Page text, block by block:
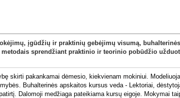
įgūdžių ir praktinių gebėjimų visumą, buhalterinės
sprendžiant praktinio ir teorinio pobūdžio
skirti pakankamai dėmesio, kiekvienam mokiniui.
Buhalterinės apskaitos kursus veda - Lektoriai,
Dalomoji medžiaga pateikiama kursų eigoje. Mokymai